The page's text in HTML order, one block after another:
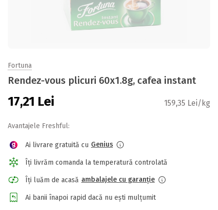
Fortuna
Rendez-vous plicuri 60x1.8g, cafea instant
17,21 Lei 159,35 Lei/kg
Avantajele Freshful:
Ai livrare gratuită cu Genius
Îți livrăm comanda la temperatură controlată
Îți luăm de acasă ambalajele cu garanție
Ai banii înapoi rapid dacă nu ești mulțumit